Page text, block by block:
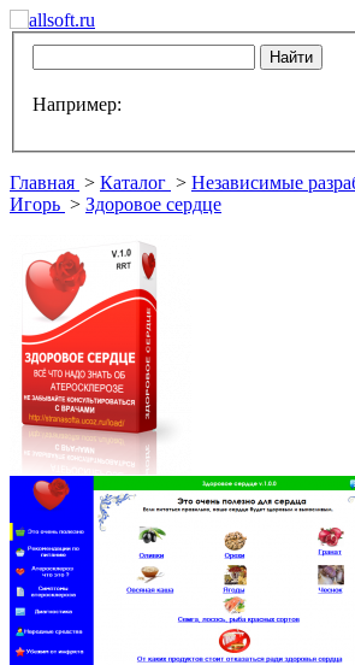
Например:
Главная > Каталог > Независимые
Игорь > Здоровое сердце